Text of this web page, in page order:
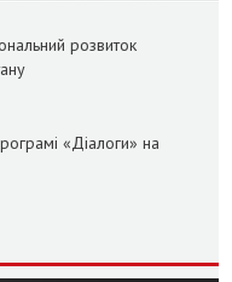
розвиток
«Діалоги» на